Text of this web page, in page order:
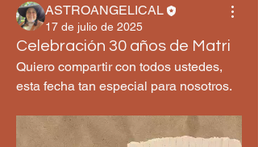
ASTROANGELICAL
17 de julio de 2025
Celebración 30 años de Matri
Quiero compartir con todos ustedes,
esta fecha tan especial para nosotros.